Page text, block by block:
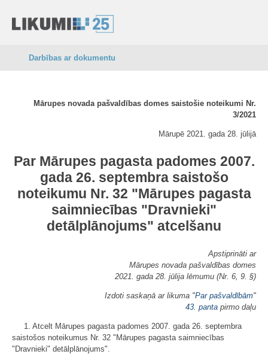
Darbības ar dokumentu
Mārupes novada pašvaldības domes saistošie noteikumi Nr.
3/2021
Mārupē 2021. gada 28. jūlijā
Par Mārupes pagasta padomes 2007.
gada 26. septembra saistošo
noteikumu Nr. 32 "Mārupes pagasta
saimniecības "Dravnieki"
detālplānojums" atcelšanu
Apstiprināti ar
Mārupes novada pašvaldības domes
2021. gada 28. jūlija lēmumu (Nr. 6, 9. §)
Izdoti saskaņā ar likuma "Par pašvaldībām"
43. panta pirmo daļu
1. Atcelt Mārupes pagasta padomes 2007. gada 26. septembra
saistošos noteikumus Nr. 32 "Mārupes pagasta saimniecības
"Dravnieki" detālplānojums".